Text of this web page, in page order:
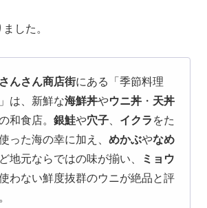
した。
んさん商店街にある「季節料理
は、新鮮な海鮮丼やウニ丼 ・ 天丼
和食店。 銀鮭や穴子、 イクラをた
った海の幸に加え、 めかぶやなめ
地元ならではの味が揃い、
ミョウ
わない鮮度抜群のウニが絶品と評